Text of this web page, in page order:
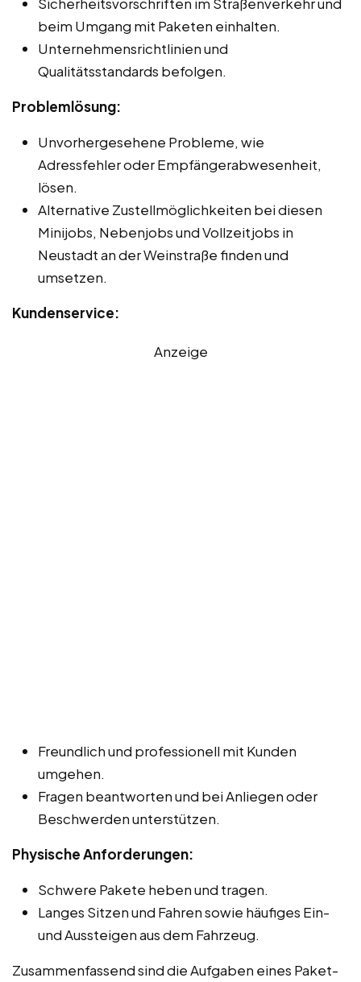
beim Umgang mit Paketen einhalten.
Unternehmensrichtlinien und
Qualitätsstandards befolgen.
Problemlösung:
Unvorhergesehene Probleme, wie
Adressfehler oder Empfängerabwesenheit,
lösen.
Alternative Zustellmöglichkeiten bei diesen
Minijobs, Nebenjobs und Vollzeitjobs in
Neustadt an der Weinstraße finden und
umsetzen.
Kundenservice:
Anzeige
Freundlich und professionell mit Kunden
umgehen.
Fragen beantworten und bei Anliegen oder
Beschwerden unterstützen.
Physische Anforderungen:
Schwere Pakete heben und tragen.
Langes Sitzen und Fahren sowie häufiges Ein-
und Aussteigen aus dem Fahrzeug.
Zusammenfassend sind die Aufgaben eines Paket-